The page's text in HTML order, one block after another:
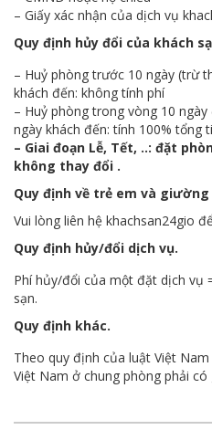
– Giấy xác nhận của dịch vụ
Quy định hủy đổi của khách
– Huỷ phòng trước 10 ngày (trừ
khách đến: không tính phí
– Huỷ phòng trong vòng 10
ngày khách đến: tính 100% tổng
– Giai đoạn Lễ, Tết, ..: đặt
không thay đổi .
Quy định về trẻ em và giường
Vui lòng liên hệ khachsan24gio
Quy định hủy/đổi dịch vụ.
Phí hủy/đổi của một đặt dịch vụ
sạn.
Quy định khác.
Theo quy định của luật Việt
Việt Nam ở chung phòng phải